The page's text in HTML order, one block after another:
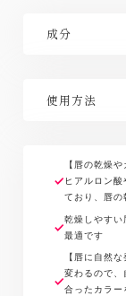
成分
デキストリン
ル、リンゴ
加水分解コ
シノ葉エキ
液、酒粕エ
ン、テトラ
水、トリエ
ジメチコン
使用方法
に適量をと
【唇の乾燥
ヒアルロン
ており、唇の
乾燥しやすい
最適です
【唇に自然
変わるので、
合ったカラー